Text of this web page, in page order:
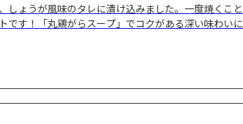
しょうが風味のタレに漬け込みました。一度焼くこと
です！「丸鶏がらスープ」でコクがある深い味わいに